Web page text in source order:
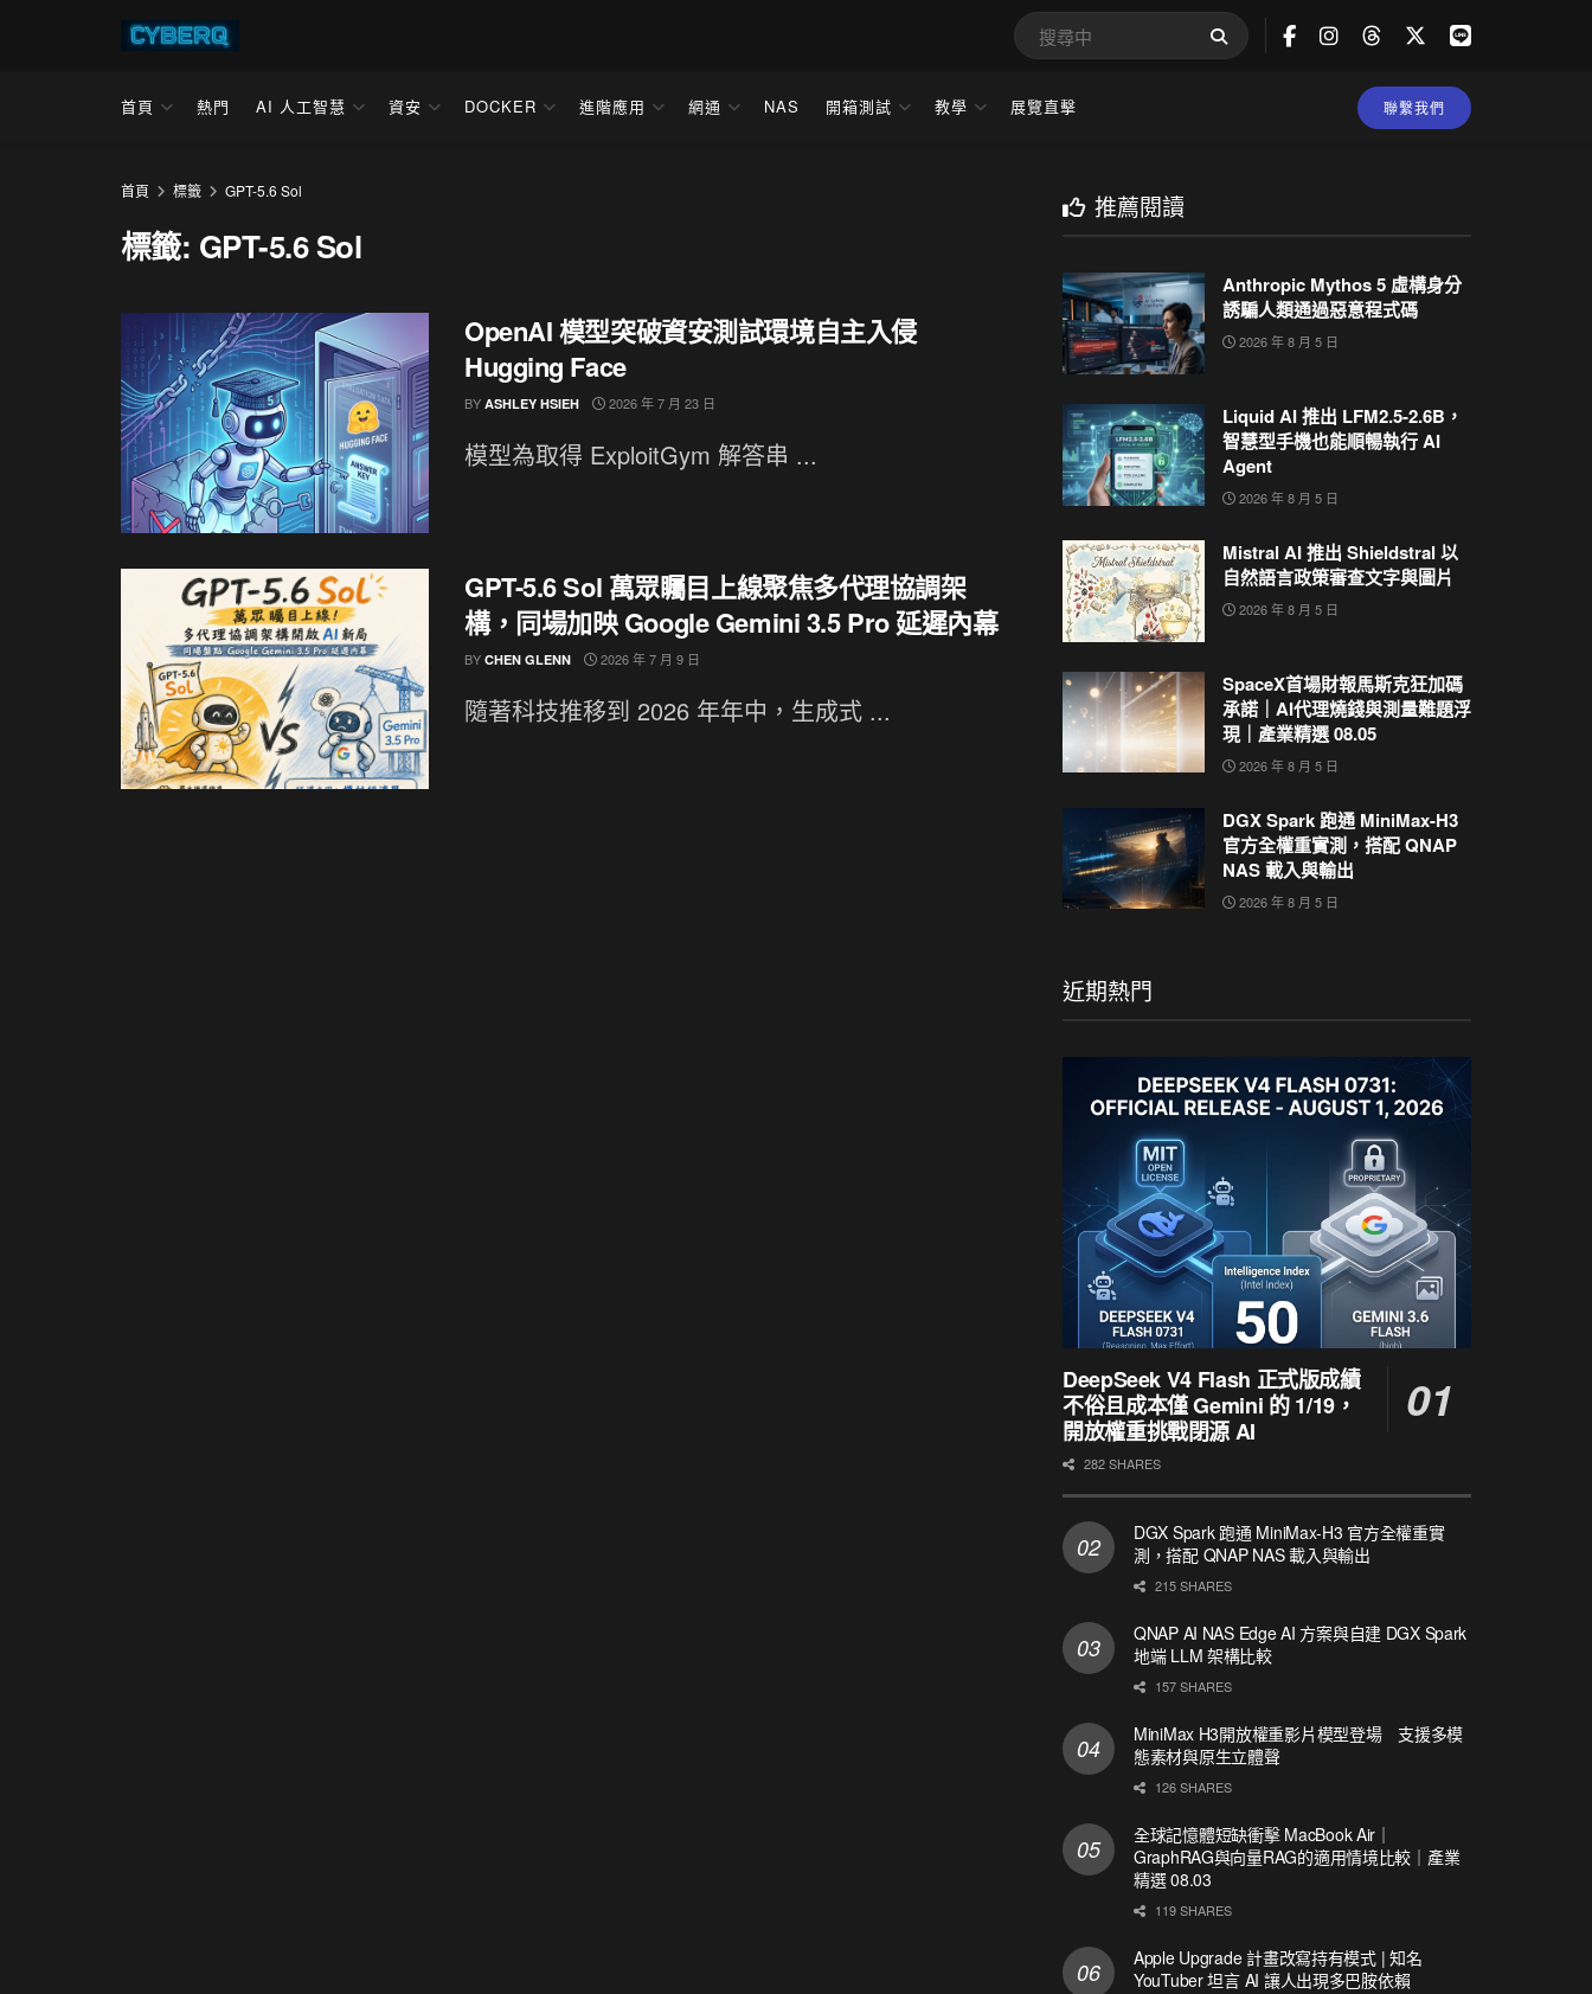
首頁 熱門 AI 人工智慧 資安 DOCKER 進階應用 網通 NAS 開箱測試 教學 展覽直擊 聯繫我們
首頁 標籤 GPT-5.6 Sol
標籤: GPT-5.6 Sol
OpenAI 模型突破資安測試環境自主入侵
Hugging Face
BY ASHLEY HSIEH 2026 年 7 月 23 日
模型為取得 ExploitGym 解答串 ...
GPT-5.6 Sol 萬眾矚目上線聚焦多代理協調架
構，同場加映 Google Gemini 3.5 Pro 延遲內幕
BY CHEN GLENN 2026 年 7 月 9 日
隨著科技推移到 2026 年年中，生成式 ...
推薦閱讀
Anthropic Mythos 5 虛構身分
誘騙人類通過惡意程式碼
2026 年 8 月 5 日
Liquid AI 推出 LFM2.5-2.6B，
智慧型手機也能順暢執行 AI
Agent
2026 年 8 月 5 日
Mistral AI 推出 Shieldstral 以
自然語言政策審查文字與圖片
2026 年 8 月 5 日
SpaceX首場財報馬斯克狂加碼
承諾｜AI代理燒錢與測量難題浮
現｜產業精選 08.05
2026 年 8 月 5 日
DGX Spark 跑通 MiniMax-H3
官方全權重實測，搭配 QNAP
NAS 載入與輸出
2026 年 8 月 5 日
近期熱門
DeepSeek V4 Flash 正式版成績
不俗且成本僅 Gemini 的 1/19，
開放權重挑戰閉源 AI
282 SHARES
DGX Spark 跑通 MiniMax-H3 官方全權重實
測，搭配 QNAP NAS 載入與輸出
215 SHARES
QNAP AI NAS Edge AI 方案與自建 DGX Spark
地端 LLM 架構比較
157 SHARES
MiniMax H3開放權重影片模型登場 支援多模
態素材與原生立體聲
126 SHARES
全球記憶體短缺衝擊 MacBook Air｜
GraphRAG與向量RAG的適用情境比較｜產業
精選 08.03
119 SHARES
Apple Upgrade 計畫改寫持有模式 | 知名
YouTuber 坦言 AI 讓人出現多巴胺依賴